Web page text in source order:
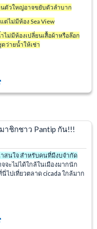
นตัวใหญ่อาจขยับตัวลำบาก
ต่ไม่มีห้อง Sea View
ไม่มีห้องเปลี่ยนเสื้อผ้าหรือล๊อก
ดว่ายน้ำให้เช่า
าชิกชาว Pantip กัน!!!
สนใจ สำหรับคนที่มีงบจำกัด
จจะไม่ได้ใกล้ในเมืองมากนัก
ไปเที่ยวตลาด cicada ใกล้มาก